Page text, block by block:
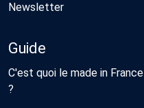
Newsletter
Guide
C'est quoi le made in France
?